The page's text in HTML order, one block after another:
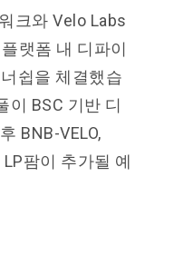
크와 Velo Labs
랫폼 내 디파이
쉽을 체결했습
이 BSC 기반 디
BNB-VELO,
LP팜이 추가될 예